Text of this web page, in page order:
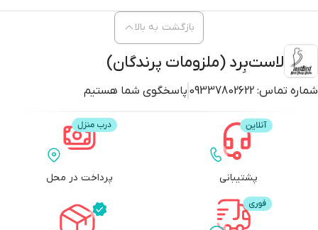
لاست‌بِرد (ملزومات پرندگان)
شماره تماس: 09337802622 پاسخگوی شما هستیم
بازگشت به بالا
پشتیبانی پرداخت در محل